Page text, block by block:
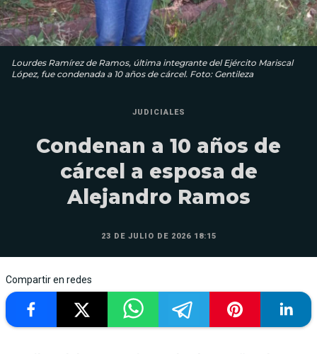
Lourdes Ramírez de Ramos, última integrante del Ejército Mariscal
López, fue condenada a 10 años de cárcel. Foto: Gentileza
JUDICIALES
Condenan a 10 años de
cárcel a esposa de
Alejandro Ramos
23 DE JULIO DE 2026 18:15
Compartir en redes